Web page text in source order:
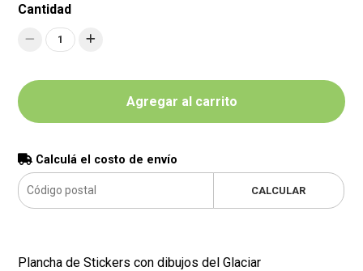
Cantidad
1
Agregar al carrito
Calculá el costo de envío
CALCULAR
Plancha de Stickers con dibujos del Glaciar